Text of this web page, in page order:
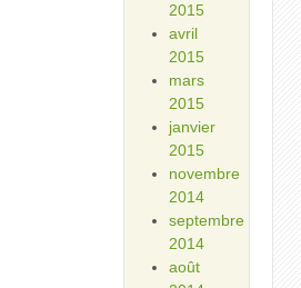
2015
avril
2015
mars
2015
janvier
2015
novembre
2014
septembre
2014
août